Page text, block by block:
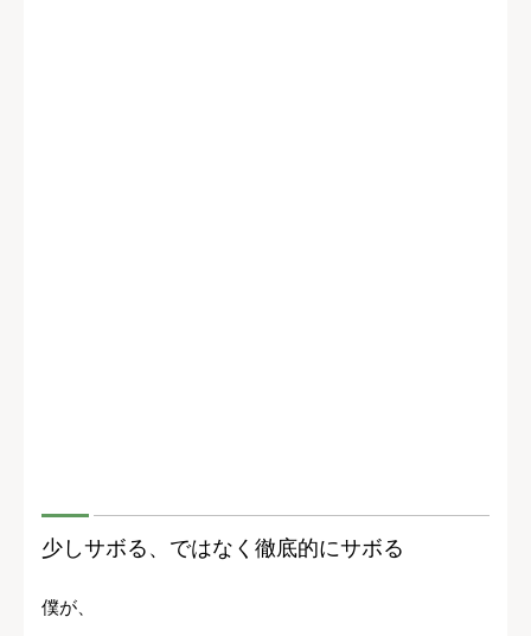
少しサボる、ではなく徹底的にサボる
僕が、